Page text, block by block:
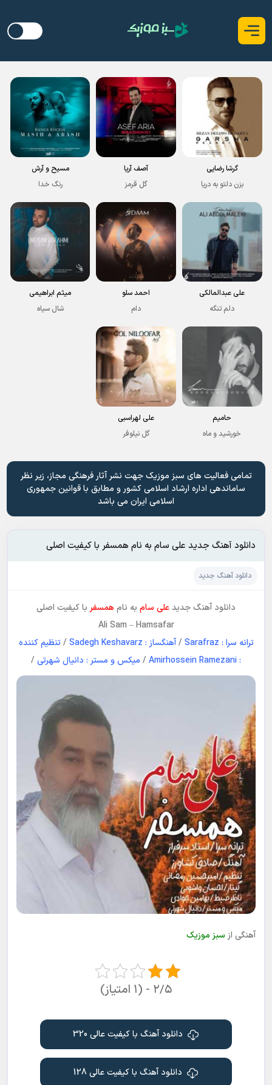
گرشا رضایی
بزن دلتو به دریا
آصف آریا
گل قرمز
مسیح و آرش
رنگ خدا
علی عبدالمالکی
دلم تنگه
احمد سلو
دام
میثم ابراهیمی
شال سیاه
حامیم
خورشید و ماه
علی لهراسبی
گل نیلوفر
تمامی فعالیت های سبز موزیک جهت نشر آثار فرهنگی مجاز، زیر نظر
ساماندهی اداره ارشاد اسلامی کشور و مطابق با قوانین جمهوری
اسلامی ایران می باشد
دانلود آهنگ جدید علی سام به نام همسفر با کیفیت اصلی
دانلود آهنگ جدید
دانلود آهنگ جدیدعلی سام به نام همسفر با کیفیت اصلی
Ali Sam –Hamsafar
ترانه سرا : Sarafraz
/آهنگساز : Sadegh Keshavarz /تنظیم کننده
: Amirhossein Ramezani
/ میکس و مستر : دانیال شهرتی /
آهنگی از سبز موزیک
۲/۵ - (۱ امتیاز)
دانلود آهنگ با کیفیت عالی 320
دانلود آهنگ با کیفیت عالی 128